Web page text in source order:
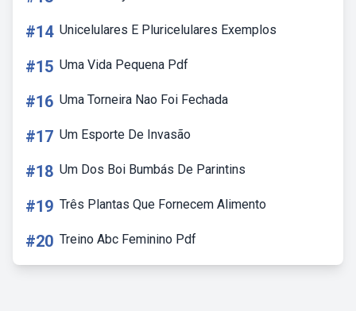
#14 Unicelulares E Pluricelulares Exemplos
#15 Uma Vida Pequena Pdf
#16 Uma Torneira Nao Foi Fechada
#17 Um Esporte De Invasão
#18 Um Dos Boi Bumbás De Parintins
#19 Três Plantas Que Fornecem Alimento
#20 Treino Abc Feminino Pdf